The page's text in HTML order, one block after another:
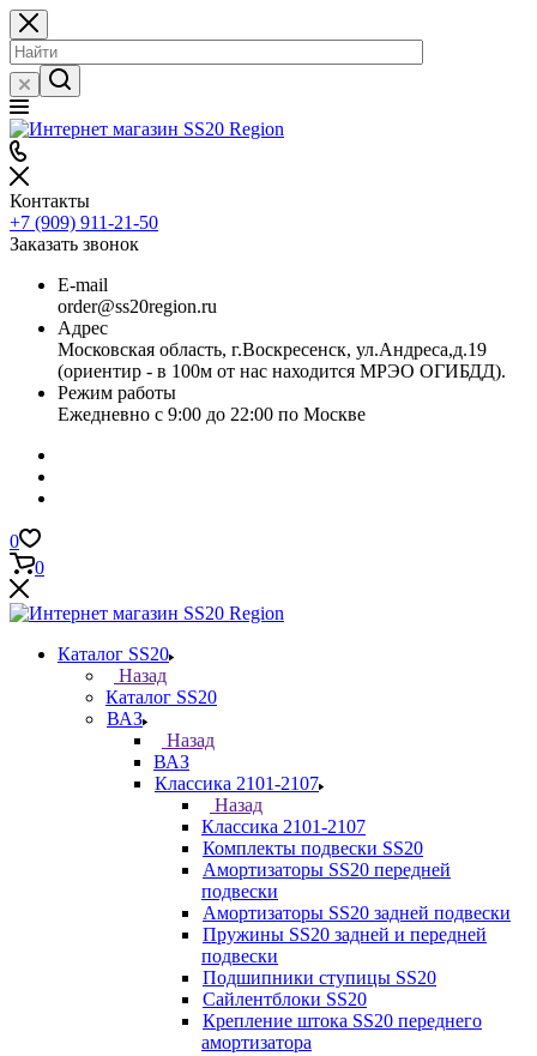
Контакты
+7 (909) 911-21-50
Заказать звонок
E-mail
order@ss20region.ru
Адрес
Московская область, г.Воскресенск, ул.Андреса,д.19
(ориентир - в 100м от нас находится МРЭО ОГИБДД).
Режим работы
Ежедневно с 9:00 до 22:00 по Москве
0
0
Каталог SS20
Назад
Каталог SS20
ВАЗ
Назад
ВАЗ
Классика 2101-2107
Назад
Классика 2101-2107
Комплекты подвески SS20
Амортизаторы SS20 передней
подвески
Амортизаторы SS20 задней подвески
Пружины SS20 задней и передней
подвески
Подшипники ступицы SS20
Сайлентблоки SS20
Крепление штока SS20 переднего
амортизатора